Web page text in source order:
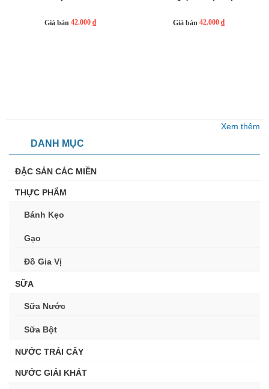
DANH MỤC
ĐẶC SẢN CÁC MIỀN
THỰC PHẨM
Bánh Kẹo
Gạo
Đồ Gia Vị
SỮA
Sữa Nước
Sữa Bột
NƯỚC TRÁI CÂY
NƯỚC GIẢI KHÁT
Giá bán 42.000 ₫ Giá bán 42.000 ₫
Xem thêm